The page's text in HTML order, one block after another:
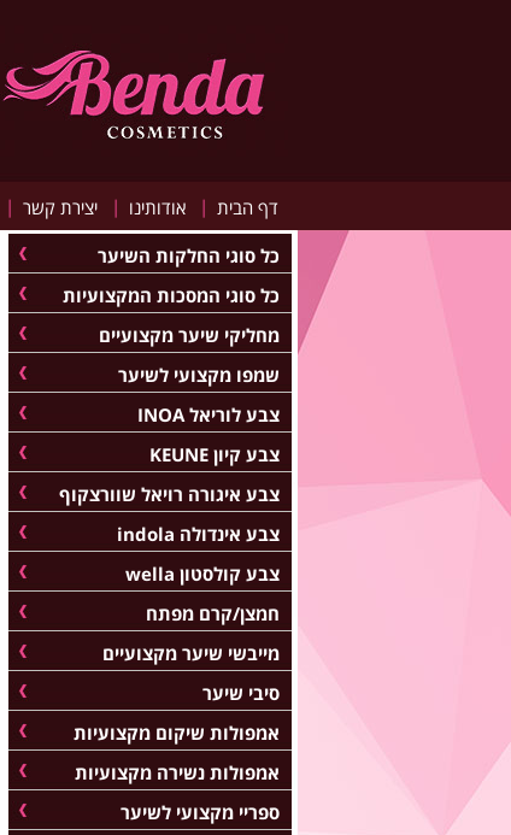
דף הבית | אודותינו | יצירת קשר |
כל סוגי החלקות השיער
כל סוגי המסכות המקצועיות
מחליקי שיער מקצועיים
שמפו מקצועי לשיער
צבע לוריאל INOA
צבע קיון KEUNE
צבע איגורה רויאל שוורצקוף
צבע אינדולה indola
צבע קולסטון wella
חמצן/קרם מפתח
מייבשי שיער מקצועיים
סיבי שיער
אמפולות שיקום מקצועיות
אמפולות נשירה מקצועיות
ספריי מקצועי לשיער